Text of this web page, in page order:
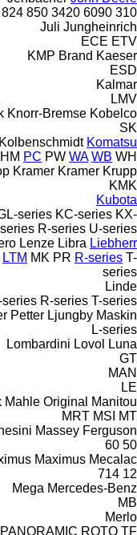
310 G
824 850 3420 6090
Juli Jungheinrich
ECE ETV
KMP Brand Kaeser
ESD
Kalmar
LMV
Knorr-Bremse Kobelco
SK
Kolbenschmidt Komatsu
HM PC PW WA WB WH
Kramer Kramer Krupp
KMK
Kubota
series KC-series KX-
R-series U-series
Lenze Libra Liebherr
LTM MK PR R-series T-
series
Linde
series R-series T-series
Petter Ljungby Maskin
L-series
Lombardini Lovol
Luna
GT
MAN
LE
Mahle Original
Manitou
MRT MSI
MT
Massey Ferguson
50
60
Maximus Mecalac
12
714
Mega Mercedes-Benz
MB
Merlo
PANORAMIC ROTO TF